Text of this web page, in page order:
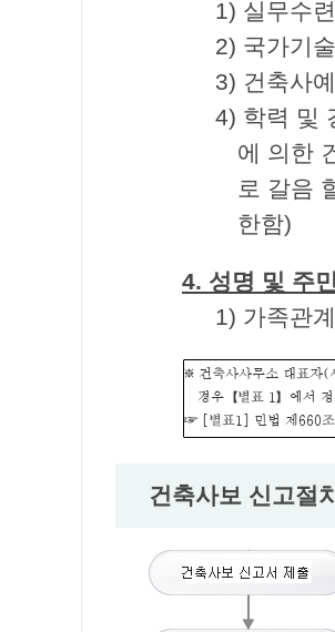
1) 실무수
2) 국가기
3) 건축사
4) 학력 및
에 의한
로 갈음
한함)
4. 성명 및 주
1) 가족관
건축사보 신고절